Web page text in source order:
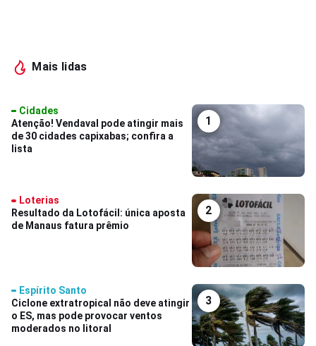
Mais lidas
1
Cidades
Atenção! Vendaval pode atingir mais
de 30 cidades capixabas; confira a
lista
2
Loterias
Resultado da Lotofácil: única aposta
de Manaus fatura prêmio
3
Espírito Santo
Ciclone extratropical não deve atingir
o ES, mas pode provocar ventos
moderados no litoral